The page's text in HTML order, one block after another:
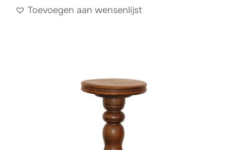
Toevoegen aan wensenlijst